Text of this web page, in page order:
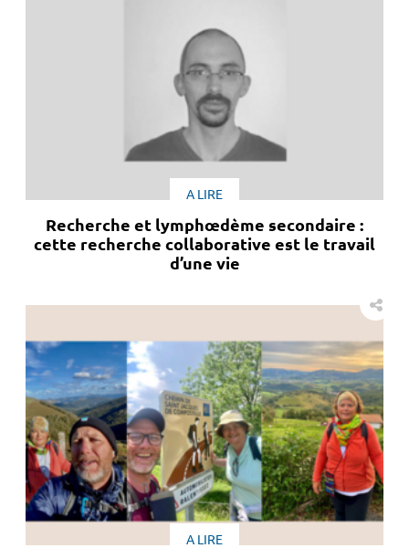
A LIRE
Recherche et lymphœdème secondaire :
cette recherche collaborative est le travail
d’une vie
A LIRE